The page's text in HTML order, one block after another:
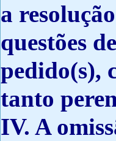
a
questões
pedido(s),
tanto
IV. A